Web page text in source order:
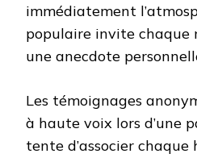
immédiatement
populaire invite chaque
une anecdote
Les témoignages
à haute voix lors d’une
tente d’associer chaque